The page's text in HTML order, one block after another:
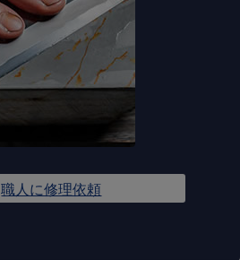
職人に修理依頼